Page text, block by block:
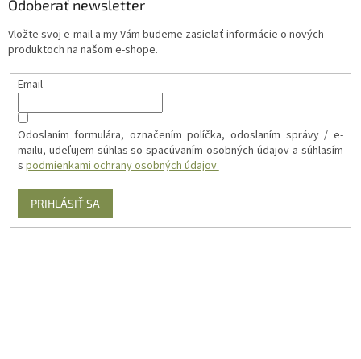
Odoberať newsletter
Vložte svoj e-mail a my Vám budeme zasielať informácie o nových
produktoch na našom e-shope.
Email
Odoslaním formulára, označením políčka, odoslaním správy / e-
mailu, udeľujem súhlas so spacúvaním osobných údajov a súhlasím
s podmienkami ochrany osobných údajov
PRIHLÁSIŤ SA